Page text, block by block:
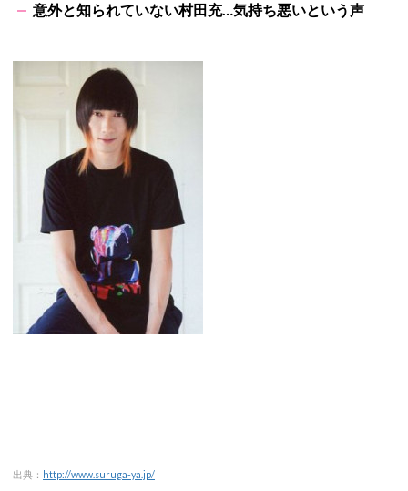
意外と知られていない村田充…気持ち悪いという声
出典： http://www.suruga-ya.jp/